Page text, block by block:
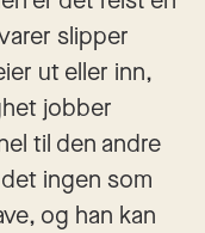
slipper
ut eller inn,
jobber
til den andre
ingen som
og han kan